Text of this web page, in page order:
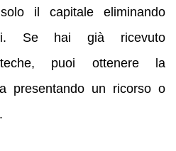
il capitale eliminando
Se hai già ricevuto
puoi ottenere la
presentando un ricorso o